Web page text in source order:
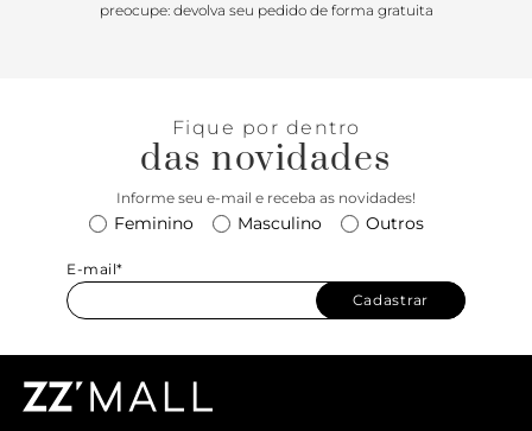
preocupe: devolva seu pedido de forma gratuita
Fique por dentro
das novidades
Informe seu e-mail e receba as novidades!
Feminino Masculino Outros
E-mail*
Cadastrar